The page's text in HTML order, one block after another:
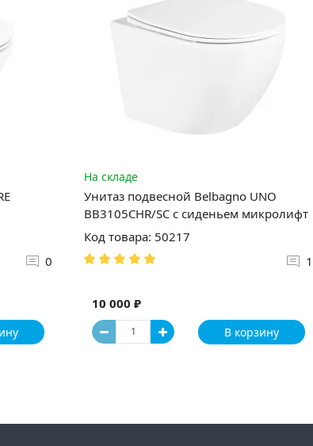
0
На складе
Унитаз подвесной Belbagno UNO
BB3105CHR/SC с сиденьем микролифт
Код товара: 50217
1
10 000 ₽
В корзину